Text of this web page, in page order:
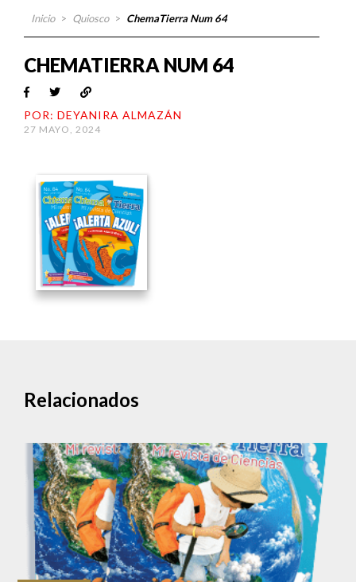
Inicio > Quiosco > ChemaTierra Num 64
CHEMATIERRA NUM 64
POR: DEYANIRA ALMAZÁN
27 MAYO, 2024
Relacionados